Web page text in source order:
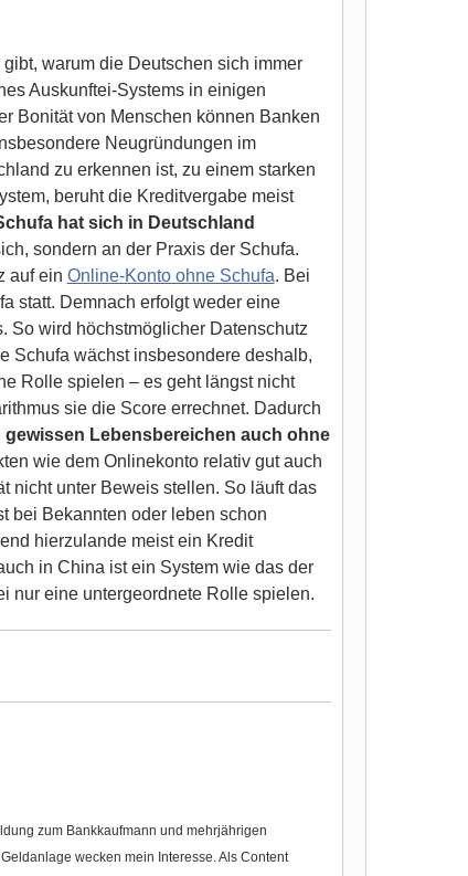
warum die Deutschen sich immer
Auskunftei-Systems in einigen
Bonität von Menschen können Banken
Neugründungen im
zu erkennen ist, zu einem starken
beruht die Kreditvergabe meist
hat sich in Deutschland
sondern an der Praxis der Schufa.
auf ein Online-Konto ohne Schufa. Bei
statt. Demnach erfolgt weder eine
So wird höchstmöglicher Datenschutz
Schufa wächst insbesondere deshalb,
Rolle spielen – es geht längst nicht
sie die Score errechnet. Dadurch
gewissen Lebensbereichen auch ohne
wie dem Onlinekonto relativ gut auch
nicht unter Beweis stellen. So läuft das
bei Bekannten oder leben schon
hierzulande meist ein Kredit
in China ist ein System wie das der
nur eine untergeordnete Rolle spielen.
zum Bankkaufmann und mehrjährigen
wecken mein Interesse. Als Content